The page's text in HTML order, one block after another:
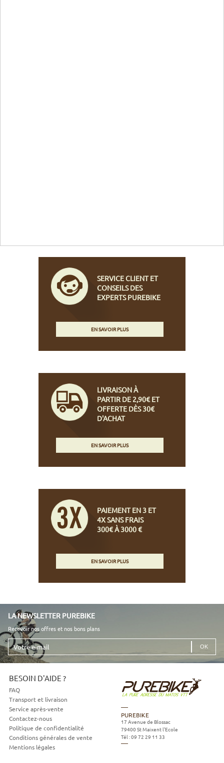
SERVICE CLIENT ET
CONSEILS DES
EXPERTS PUREBIKE
EN SAVOIR PLUS
LIVRAISON À
PARTIR DE 2,90€ ET
OFFERTE DÈS 30€
D'ACHAT
EN SAVOIR PLUS
PAIEMENT EN 3 ET
4X SANS FRAIS
300€ À 3000 €
EN SAVOIR PLUS
LA NEWSLETTER PUREBIKE
Recevoir nos offres et nos bons plans
Votre
e-
mail
BESOIN D'AIDE ?
FAQ
Transport et livraison
Service après-vente
Contactez-nous
Politique de confidentialité
Conditions générales de vente
Mentions légales
PUREBIKE
17 Avenue de Blossac
79400 St Maixent l'Ecole
Tél :09 72 29 11 33